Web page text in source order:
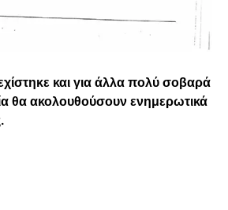
και για άλλα πολύ σοβαρά
θα ακολουθούσουν ενημερωτικά